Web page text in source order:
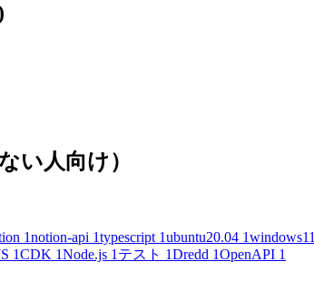
い人向け）
1notion-api 1typescript 1ubuntu20.04 1windows11
1CDK 1Node.js 1 テスト 1Dredd 1OpenAPI 1